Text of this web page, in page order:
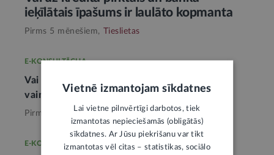
ieķīlātais īpašums ir laulāto kopmanta
Pirms 5 mēnešiem, Tieslietas
E-KONSULTĀCIJA
Vai apdrošinātājs var piedzīt zaudējumus no
vainīgās personas
Pirms 3 nedēļām, Tieslietas
E-KONSULTĀCIJA
Vietnē izmantojam sīkdatnes
Lai vietne pilnvērtīgi darbotos, tiek
izmantotas nepieciešamās (obligātās)
sīkdatnes. Ar Jūsu piekrišanu var tikt
izmantotas vēl citas – statistikas, sociālo